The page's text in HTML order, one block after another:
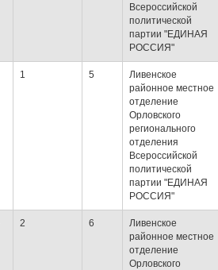
Всероссийской
политической
партии "ЕДИНАЯ
РОССИЯ"
1 5
Ливенское
районное местное
отделение
Орловского
регионального
отделения
Всероссийской
политической
партии "ЕДИНАЯ
РОССИЯ"
2 6
Ливенское
районное местное
отделение
Орловского